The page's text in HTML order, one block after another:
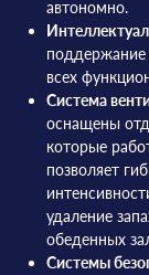
автономно.
поддержание
всех
Система
оснащены
которые
позволяет
удаление
обеденных
Системы